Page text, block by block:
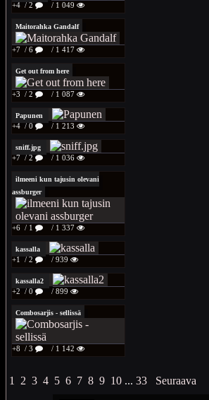
+4 / 2 / 1 049
Maitorahka Gandalf
+7 / 6 / 1 417
Get out from here
+3 / 2 / 1 087
Papunen
+4 / 0 / 1 213
sniff.jpg
+7 / 2 / 1 036
ilmeeni kun tajusin olevani
assburger
+6 / 1 / 1 337
kassalla
+1 / 2 / 939
kassalla2
+2 / 0 / 899
Combosarjis - sellissä
+8 / 3 / 1 142
1 2 3 4 5 6 7 8 9 10 ... 33 Seuraava